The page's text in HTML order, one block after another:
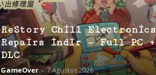
ReStory Chill Electronics
Repairs İndir – Full PC +
DLC
GameOver - 7 Ağustos 2026